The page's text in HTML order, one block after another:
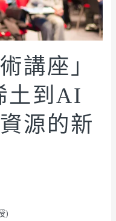
講座」
土到AI
源的新
)